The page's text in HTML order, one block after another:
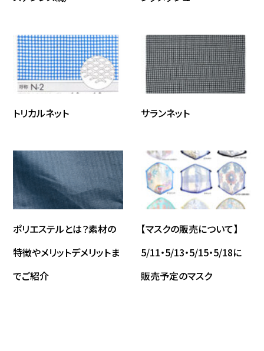
トリカルネット サランネット
ポリエステルとは？素材の
特徴やメリットデメリットま
でご紹介
【マスクの販売について】
5/11・5/13・5/15・5/18に
販売予定のマスク